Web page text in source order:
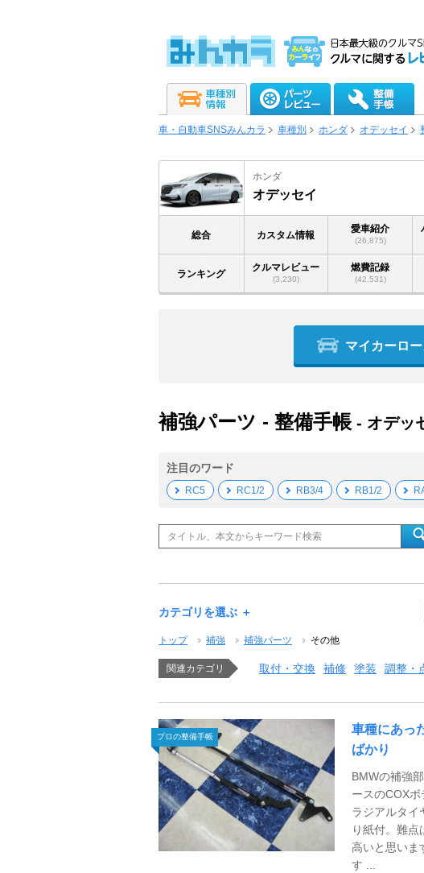
車・自動車SNSみんカラ 車種別 ホンダ オデッセイ
ホンダ
オデッセイ
総合 カスタム情報
愛車紹介
(26,875)
ランキング
クルマレビュー
(3,230)
燃費記録
(42,531)
マイカーロ
補強パーツ - 整備手帳 - オデッ
注目のワード
RC5 RC1/2 RB3/4 RB1/2
カテゴリを選ぶ ＋
トップ 補強 補強パーツ その他
関連カテゴリ 取付・交換 補修 塗装 調整・
プロの整備手帳
車種にあっ
ばかり
BMWの補強
ースのCOX
ラジアルタイ
り紙付。難
高いと思いま
す ...